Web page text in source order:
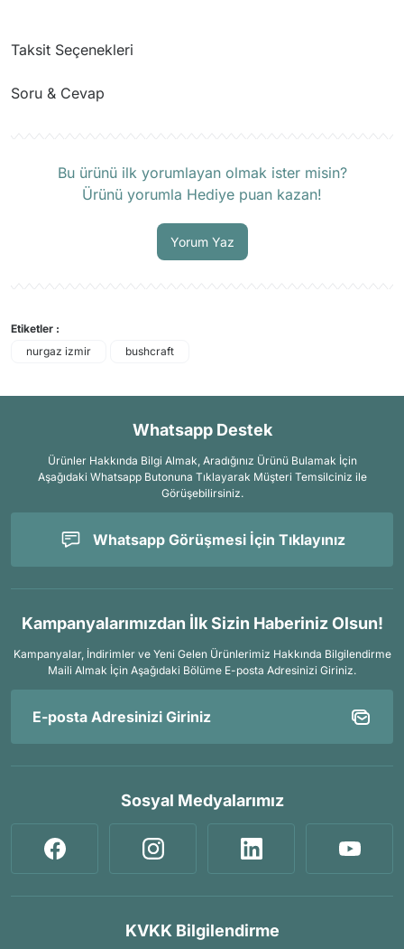
Taksit Seçenekleri
Soru & Cevap
Bu ürünü ilk yorumlayan olmak ister misin?
Ürünü yorumla Hediye puan kazan!
Yorum Yaz
Etiketler :
nurgaz izmir
bushcraft
Whatsapp Destek
Ürünler Hakkında Bilgi Almak, Aradığınız Ürünü Bulamak İçin
Aşağıdaki Whatsapp Butonuna Tıklayarak Müşteri Temsilciniz ile
Görüşebilirsiniz.
Whatsapp Görüşmesi İçin Tıklayınız
Kampanyalarımızdan İlk Sizin Haberiniz Olsun!
Kampanyalar, İndirimler ve Yeni Gelen Ürünlerimiz Hakkında Bilgilendirme
Maili Almak İçin Aşağıdaki Bölüme E-posta Adresinizi Giriniz.
Sosyal Medyalarımız
KVKK Bilgilendirme